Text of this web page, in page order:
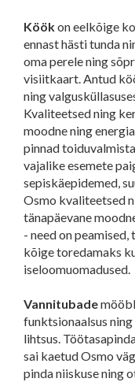
Köökon eelkõige
ennast hästi tunda
oma perele ning
visiitkaart. Antud
ning
Kvaliteetsed ning
moodne ning
pinnad
vajalike esemete
sepiskäepidemed,
Osmo kvaliteetsed
tänapäevane
- need on
kõige toredamaks
iseloomuomadused.
Vannitubade
funktsionaalsus
lihtsus.
sai kaetud Osmo
pinda niiskuse ning